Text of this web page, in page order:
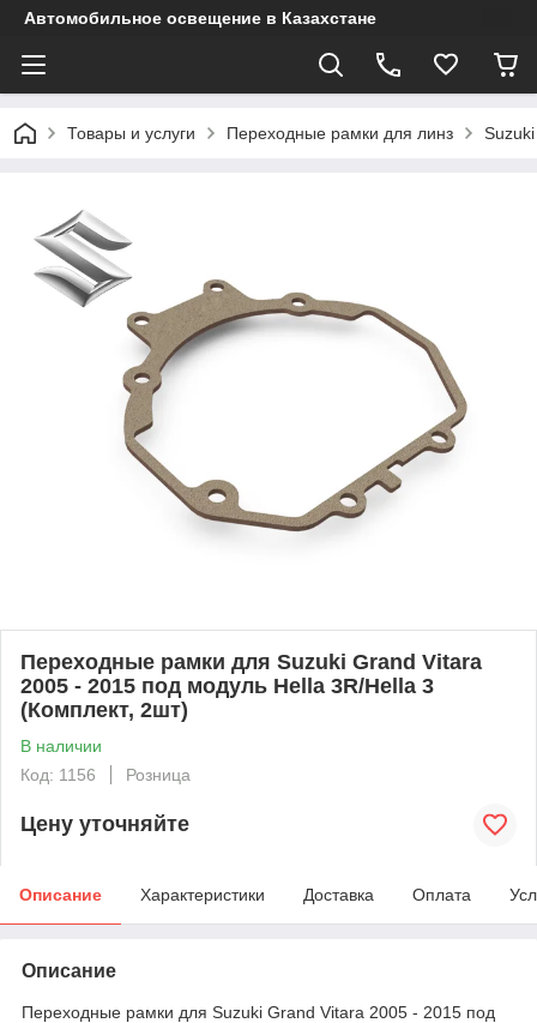
Автомобильное освещение в Казахстане
Товары и услуги Переходные рамки для линз Suzuki
Переходные рамки для Suzuki Grand Vitara
2005 - 2015 под модуль Hella 3R/Hella 3
(Комплект, 2шт)
В наличии
Код: 1156
Розница
Цену уточняйте
Описание Характеристики Доставка Оплата
Описание
Переходные рамки для Suzuki Grand Vitara 2005 - 2015 под